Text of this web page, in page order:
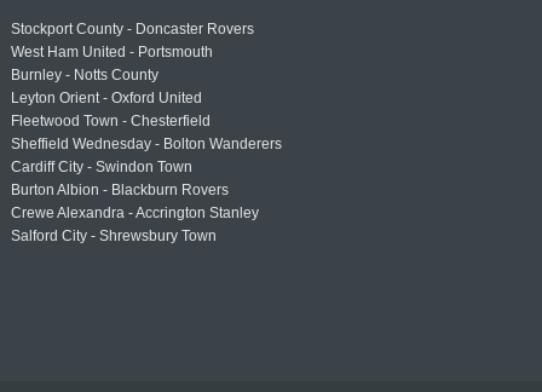
Stockport County - Doncaster Rovers
West Ham United - Portsmouth
Burnley - Notts County
Leyton Orient - Oxford United
Fleetwood Town - Chesterfield
Sheffield Wednesday - Bolton Wanderers
Cardiff City - Swindon Town
Burton Albion - Blackburn Rovers
Crewe Alexandra - Accrington Stanley
Salford City - Shrewsbury Town